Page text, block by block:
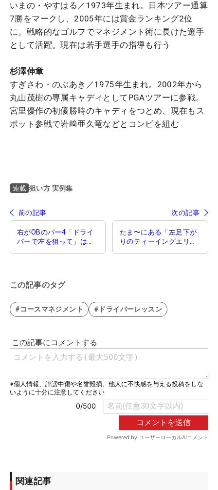
いまの・やすはる／1973年生まれ。日本ツアー通算
7勝をマークし、2005年には賞金ランキング2位
に。戦略的なゴルフでマネジメント術に長けた選手
として活躍。現在は若手選手の指導も行う
杉澤伸章
すぎさわ・のぶあき／1975年生まれ。2002年から
丸山茂樹の専属キャディとしてPGAツアーに参戦。
宮里優作の初優勝時のキャディをつとめ、現在もス
ポット参戦で岩﨑亜久竜などとコンビを組む
連載 狙い方 実例集
前の記事 次の記事
右がOBのパー4「ドライ
バーで左を狙って」はダ
たま〜にある「左足下が
りのティーイングエリ
この記事のタグ
#コースマネジメント #ドライバーレッスン
関連記事